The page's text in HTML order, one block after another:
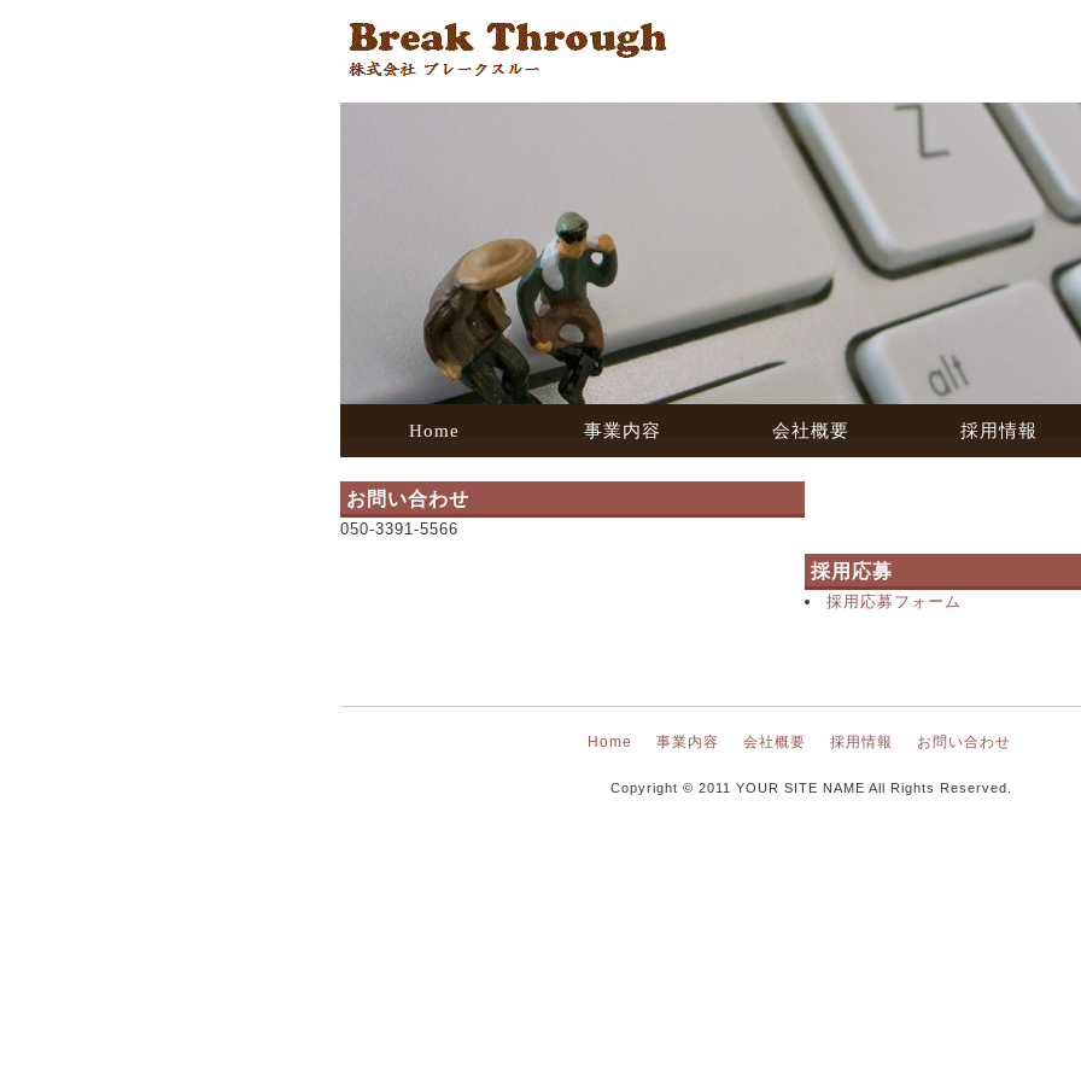
Home 事業内容 会社概要 採用情報
お問い合わせ
050-3391-5566
採用応募
採用応募フォーム
Home 事業内容 会社概要 採用情報 お問い合わせ
Copyright © 2011 YOUR SITE NAME All Rights Reserved.